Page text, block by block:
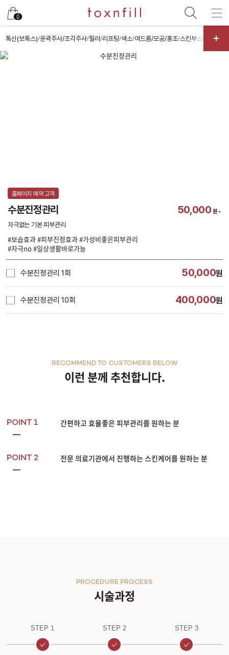
0
톡신(보톡스)/윤곽주사/조각주사/필러/리프팅/색소/여드름/모공/홍조/스킨부스터 스킨케
홈페이지 예약 고객
수분진정관리 50,000 원~
카카
자극없는 기본 피부관리
#보습효과 #피부진정효과 #가성비좋은피부관리
#자극no #일상생활바로가능
수분진정관리 1회 50,000원
수분진정관리 10회 400,000원
이런 분께 추천합니다.
RECOMMEND TO CUSTOMERS BELOW
POINT 1 간편하고 효율좋은 피부관리를 원하는 분
POINT 2 전문 의료기관에서 진행하는 스킨케어를 원하는 분
시술과정
PROCEDURE PROCESS
STEP 1 STEP 2 STEP 3